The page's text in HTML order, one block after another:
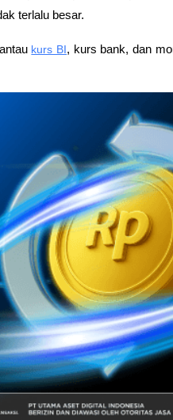
terlalu besar.
kurs BI, kurs bank, dan